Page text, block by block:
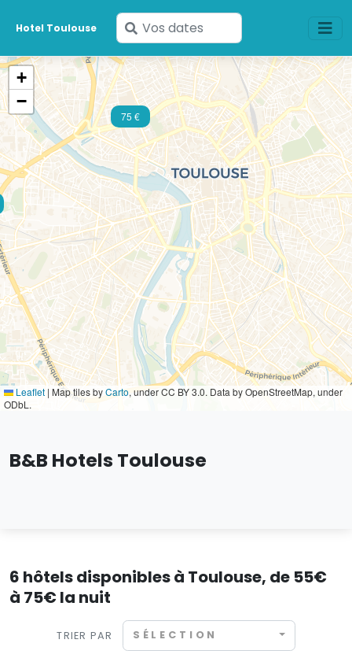
Hotel Toulouse
Saisissez
vos
dates
75 €
+
−
Leaflet | Map tiles byCarto, under CC BY 3.0. Data by OpenStreetMap, under
ODbL.
B&B Hotels Toulouse
6 hôtels disponibles à Toulouse, de 55€
à 75€ la nuit
TRIER PAR SÉLECTION